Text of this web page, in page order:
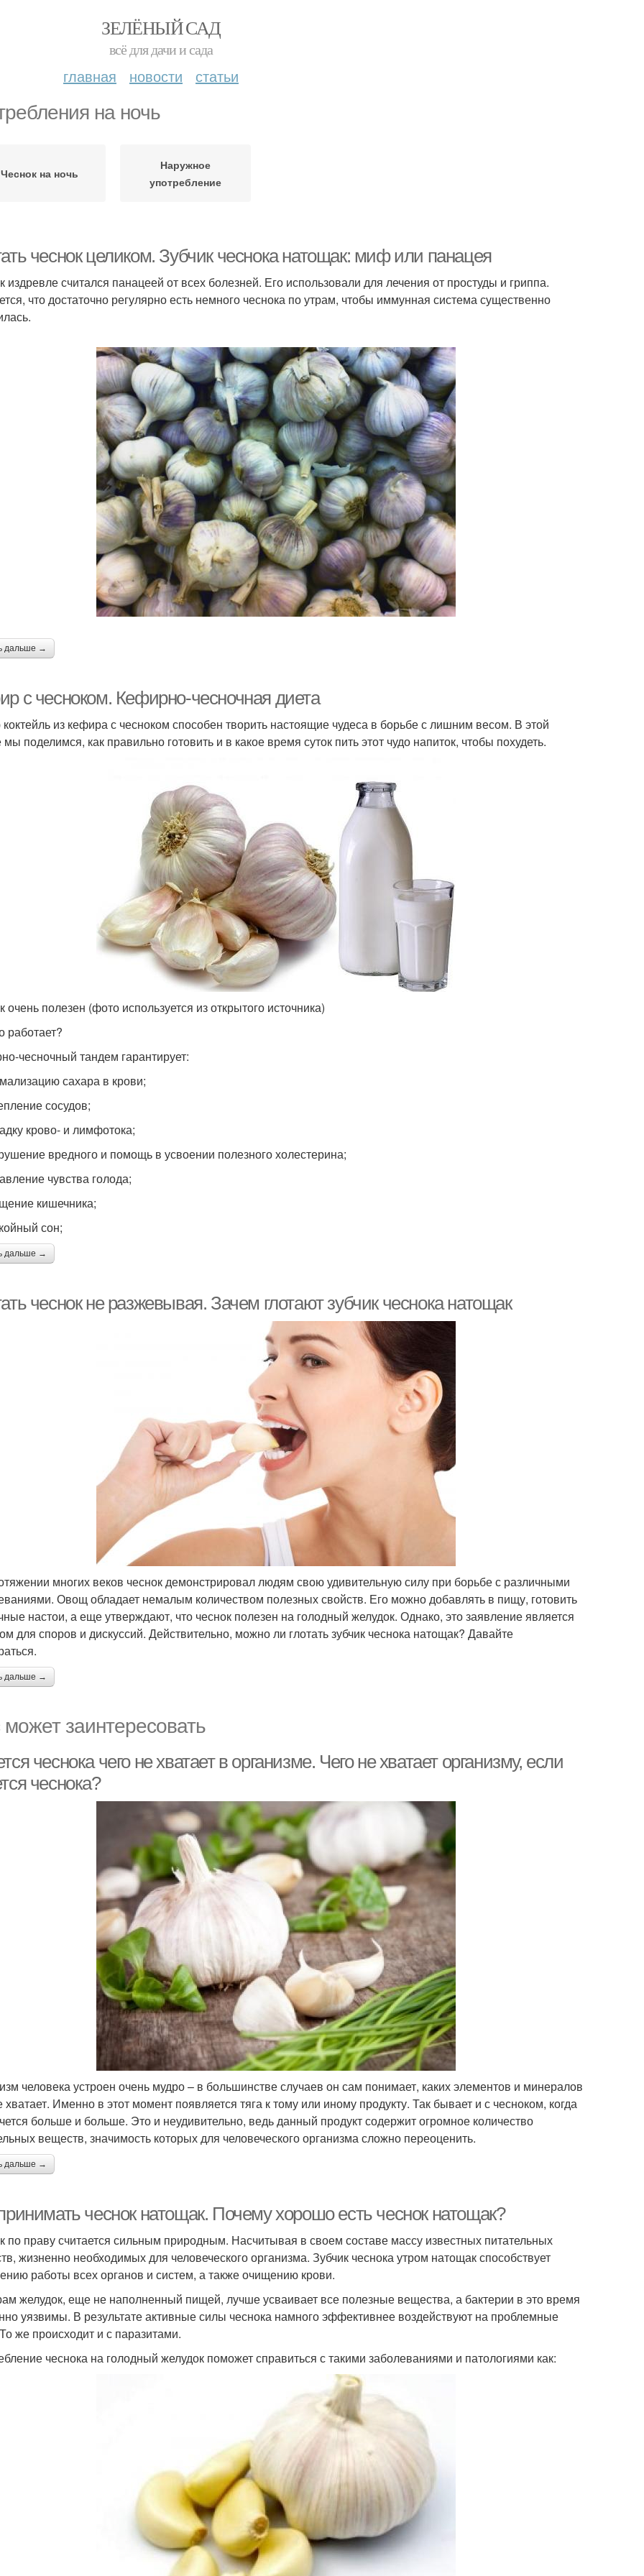
ЗЕЛЁНЫЙ САД
всё для дачи и сада
главная новости статьи
на ночь
Чеснок на ночь
Наружное
употребление
чеснок целиком. Зубчик чеснока натощак: миф или панацея
издревле считался панацеей от всех болезней. Его использовали для лечения от простуды и гриппа.
что достаточно регулярно есть немного чеснока по утрам, чтобы иммунная система существенно
дальше →
с чесноком. Кефирно-чесночная диета
из кефира с чесноком способен творить настоящие чудеса в борьбе с лишним весом. В этой
мы поделимся, как правильно готовить и в какое время суток пить этот чудо напиток, чтобы похудеть.
очень полезен (фото используется из открытого источника)
работает?
чесночный тандем гарантирует:
сахара в крови;
сосудов;
крово- и лимфотока;
вредного и помощь в усвоении полезного холестерина;
чувства голода;
кишечника;
сон;
дальше →
чеснок не разжевывая. Зачем глотают зубчик чеснока натощак
многих веков чеснок демонстрировал людям свою удивительную силу при борьбе с различными
Овощ обладает немалым количеством полезных свойств. Его можно добавлять в пищу, готовить
настои, а еще утверждают, что чеснок полезен на голодный желудок. Однако, это заявление является
для споров и дискуссий. Действительно, можно ли глотать зубчик чеснока натощак? Давайте
дальше →
заинтересовать
чеснока чего не хватает в организме. Чего не хватает организму, если
чеснока?
человека устроен очень мудро – в большинстве случаев он сам понимает, каких элементов и минералов
хватает. Именно в этот момент появляется тяга к тому или иному продукту. Так бывает и с чесноком, когда
больше и больше. Это и неудивительно, ведь данный продукт содержит огромное количество
веществ, значимость которых для человеческого организма сложно переоценить.
дальше →
чеснок натощак. Почему хорошо есть чеснок натощак?
по праву считается сильным природным. Насчитывая в своем составе массу известных питательных
жизненно необходимых для человеческого организма. Зубчик чеснока утром натощак способствует
работы всех органов и систем, а также очищению крови.
желудок, еще не наполненный пищей, лучше усваивает все полезные вещества, а бактерии в это время
уязвимы. В результате активные силы чеснока намного эффективнее воздействуют на проблемные
же происходит и с паразитами.
чеснока на голодный желудок поможет справиться с такими заболеваниями и патологиями как: